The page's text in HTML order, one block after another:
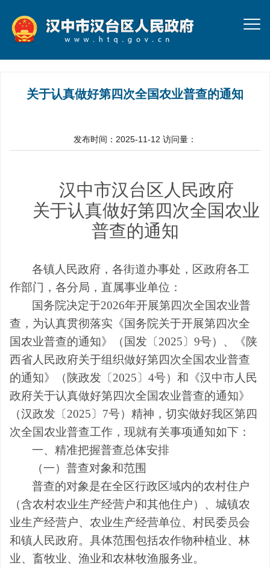
关于认真做好第四次全国农业普查的通知
发布时间：2025-11-12 访问量：
汉中市汉台区人民政府
关于认真做好第四次全国农业
普查的通知
各镇人民政府，各街道办事处，区政府各工
作部门，各分局， 直属事业单位：
国务院决定于2026年开展第四次全国农业普
查，为认真贯彻落实《国务院关于开展第四次全
国农业普查的通知》
（ 国发〔 2025 〕 9号） 、《陕
西省人民政府关于组织做好第四次全国农业普查
的通知》
（ 陕政发〔 2025 〕 4号） 和《汉中市人民
政府关于认真做好第四次全国农业普查的通知》
（汉政发〔 2025 〕 7号） 精神 ，切实做好我区第四
次全国农业普查工作，现就有关事项通知如下：
一、精准把握普查总体安排
（一）普查对象和范围
普查的对象是在全 区行政区域内的农村住户
（含农村农业生产经营户和其他住户）、 城镇农
业生产经营户、 农业生产经营单位、村民委员会
和镇人民政府。具体范围包括农作物种植业、林
业、畜牧业、渔业和农林牧渔服务业。